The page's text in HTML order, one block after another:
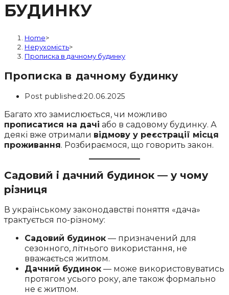
БУДИНКУ
Home>
Нерухомість>
Прописка в дачному будинку
Прописка в дачному будинку
Post published:20.06.2025
Багато хто замислюється, чи можливо
прописатися на дачі або в садовому будинку. А
деякі вже отримали відмову у реєстрації місця
проживання. Розбираємося, що говорить закон.
Садовий і дачний будинок — у чому
різниця
В українському законодавстві поняття «дача»
трактується по-різному:
Садовий будинок — призначений для
сезонного, літнього використання, не
вважається житлом.
Дачний будинок — може використовуватись
протягом усього року, але також формально
не є житлом.